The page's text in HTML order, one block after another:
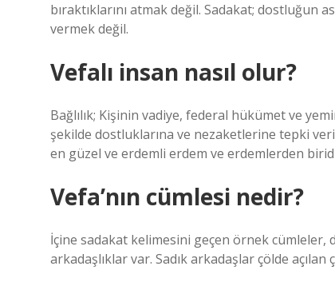
bıraktıklarını atmak değil. Sadakat; dostluğun
vermek değil.
Vefalı insan nasıl olur?
Bağlılık; Kişinin vadiye, federal hükümet ve
şekilde dostluklarına ve nezaketlerine tepki
en güzel ve erdemli erdem ve erdemlerden
Vefa’nın cümlesi nedir?
İçine sadakat kelimesini geçen örnek cümleler,
arkadaşlıklar var. Sadık arkadaşlar çölde